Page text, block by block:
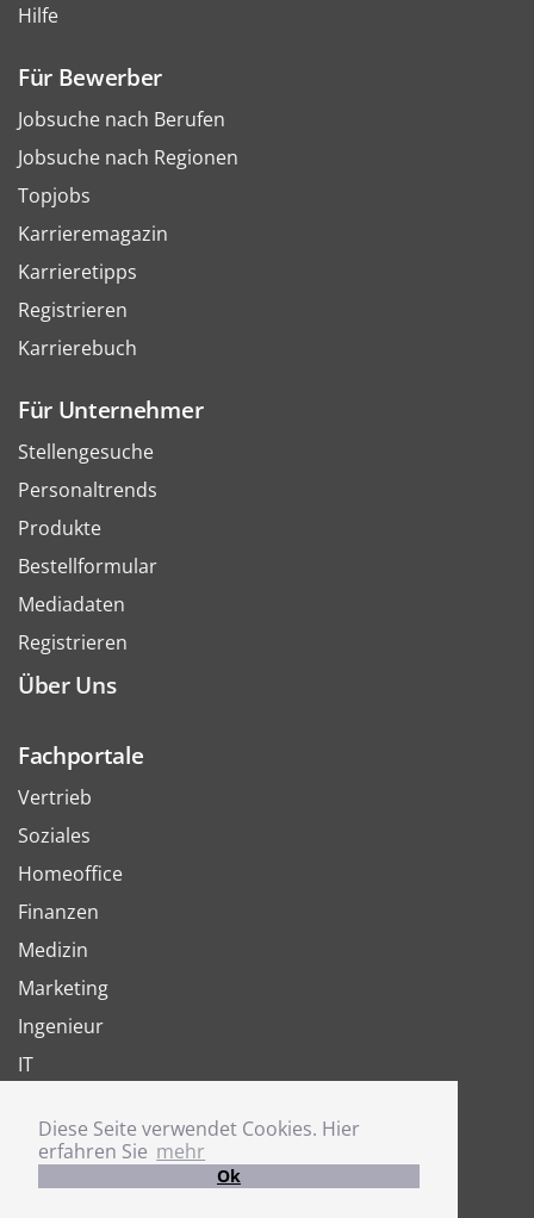
Diese Seite verwendet Cookies. Hier
erfahren Sie mehr
Ok
Hilfe
Für Bewerber
Jobsuche nach Berufen
Jobsuche nach Regionen
Topjobs
Karrieremagazin
Karrieretipps
Registrieren
Karrierebuch
Für Unternehmer
Stellengesuche
Personaltrends
Produkte
Bestellformular
Mediadaten
Registrieren
Über Uns
Fachportale
Vertrieb
Soziales
Homeoffice
Finanzen
Medizin
Marketing
Ingenieur
IT
Joboter